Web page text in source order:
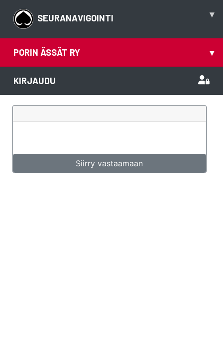
SEURANAVIGOINTI ▾
PORIN ÄSSÄT RY ▾
KIRJAUDU